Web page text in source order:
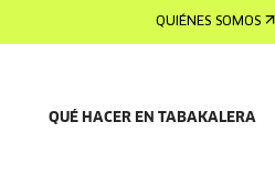
QUIÉNES SOMOS
QUÉ HACER EN TABAKALERA